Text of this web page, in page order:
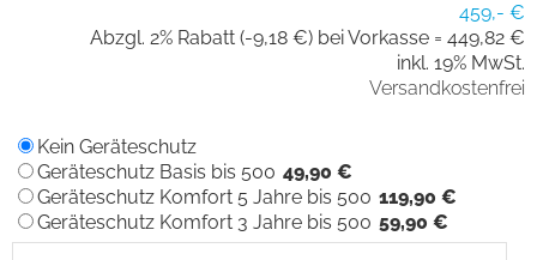
459,- €
Abzgl. 2% Rabatt (-9,18 €) bei Vorkasse = 449,82 €
inkl. 19% MwSt.
Versandkostenfrei
Kein Geräteschutz
Geräteschutz Basis bis 500 49,90 €
Geräteschutz Komfort 5 Jahre bis 500 119,90 €
Geräteschutz Komfort 3 Jahre bis 500 59,90 €